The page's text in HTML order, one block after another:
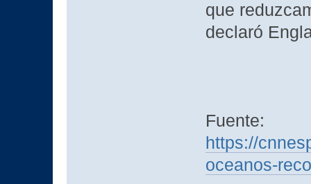
que
declaró
Fuente:
https://
oceanos-